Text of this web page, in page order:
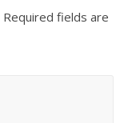
Required fields are